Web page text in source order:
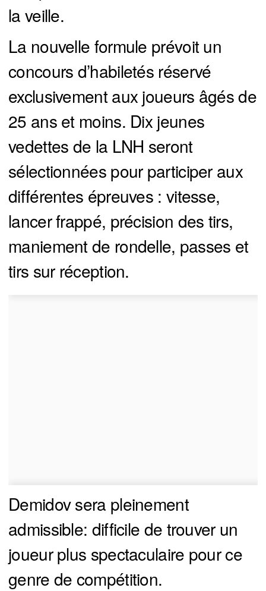
la veille.
La nouvelle formule prévoit un
concours d’habiletés réservé
exclusivement aux joueurs âgés de
25 ans et moins. Dix jeunes
vedettes de la LNH seront
sélectionnées pour participer aux
différentes épreuves : vitesse,
lancer frappé, précision des tirs,
maniement de rondelle, passes et
tirs sur réception.
Demidov sera pleinement
admissible: difficile de trouver un
joueur plus spectaculaire pour ce
genre de compétition.